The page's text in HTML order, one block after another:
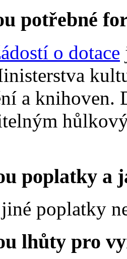
potřebné
o dotace
a knihoven.
poplatky a
poplatky
lhůty pro